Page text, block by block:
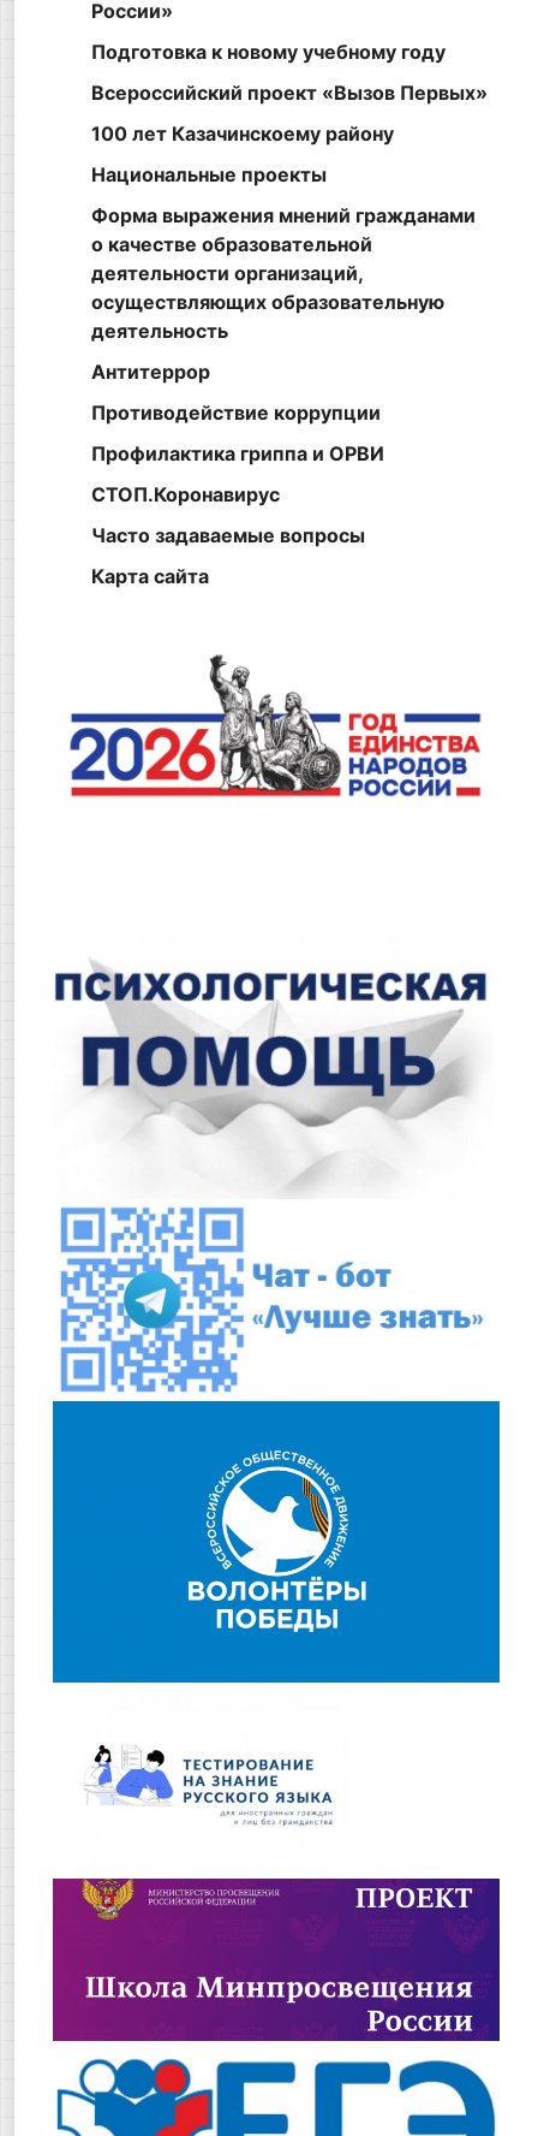
России»
Подготовка к новому учебному году
Всероссийский проект «Вызов Первых»
100 лет Казачинскоему району
Национальные проекты
Форма выражения мнений гражданами
о качестве образовательной
деятельности организаций,
осуществляющих образовательную
деятельность
Антитеррор
Противодействие коррупции
Профилактика гриппа и ОРВИ
СТОП.Коронавирус
Часто задаваемые вопросы
Карта сайта